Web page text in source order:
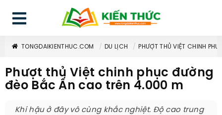
TONGDAIKIENTHUC.COM DU LỊCH PHƯỢT THỦ VIỆT CHINH
Phượt thủ Việt chinh phục đường
đèo Bắc Ấn cao trên 4.000 m
Khí hậu ở đây vô cùng khắc nghiệt. Độ cao trung